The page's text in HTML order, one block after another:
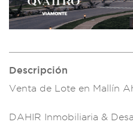
Descripción
Venta de Lote en Mallín
DAHIR Inmobil iaria &